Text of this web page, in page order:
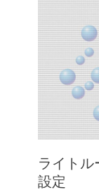
ライトル
設定